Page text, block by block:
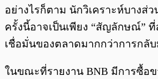
อย่างไรก็ตาม นักวิเคราะห์บางส่
ครั้งนี้อาจเป็นเพียง “สัญลักษณ์” ที่
เชื่อมั่นของตลาดมากกว่าการกลั
ในขณะที่รายงาน BNB มีการซื้อข